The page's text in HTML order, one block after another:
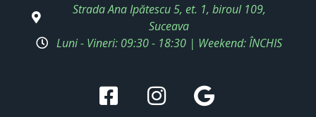
Strada Ana Ipătescu 5, et. 1, biroul 109,
Suceava
Luni - Vineri: 09:30 - 18:30 | Weekend: ÎNCHIS